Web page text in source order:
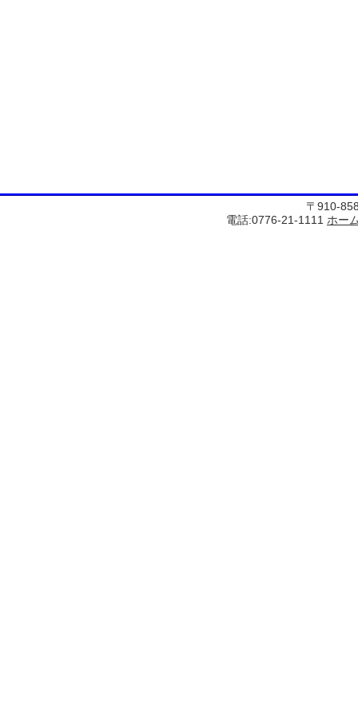
〒910-
電話:0776-21-1111 ホー